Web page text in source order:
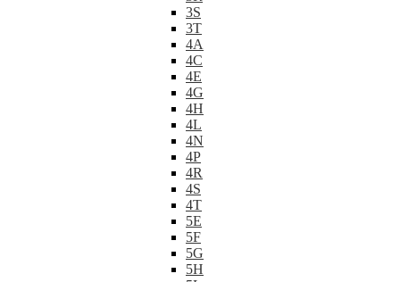
3S
3T
4A
4C
4E
4G
4H
4L
4N
4P
4R
4S
4T
5E
5F
5G
5H